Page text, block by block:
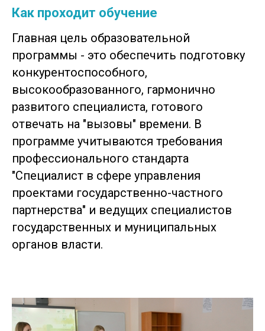
Как проходит обучение
Главная цель образовательной
программы - это обеспечить подготовку
конкурентоспособного,
высокообразованного, гармонично
развитого специалиста, готового
отвечать на "вызовы" времени. В
программе учитываются требования
профессионального стандарта
"Специалист в сфере управления
проектами государственно-частного
партнерства" и ведущих специалистов
государственных и муниципальных
органов власти.